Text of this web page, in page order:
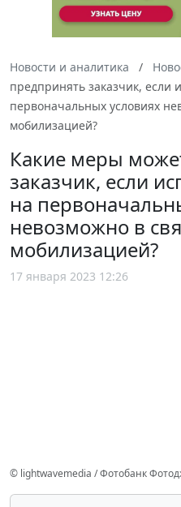
Новости и аналитика
предпринять заказчик, если
первоначальных условиях
мобилизацией?
Какие меры
заказчик, если
на
невозможно в
мобилизацией?
17 января 2023 12:26
© lightwavemedia / Фотобанк